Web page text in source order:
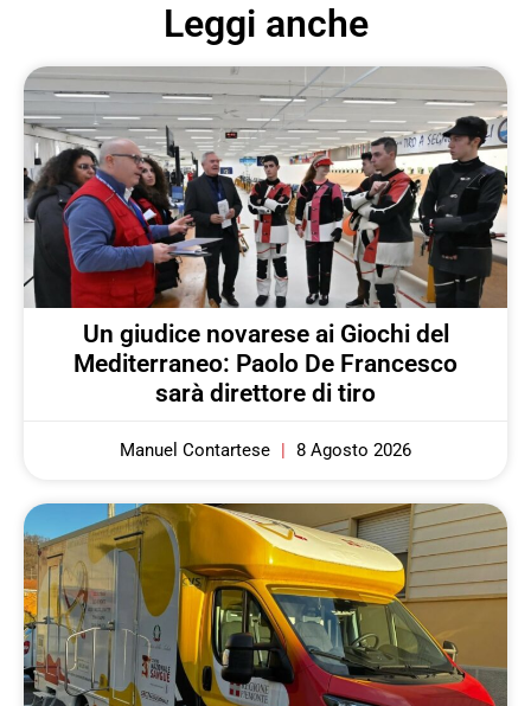
Leggi anche
Un giudice novarese ai Giochi del
Mediterraneo: Paolo De Francesco
sarà direttore di tiro
Manuel Contartese 8 Agosto 2026